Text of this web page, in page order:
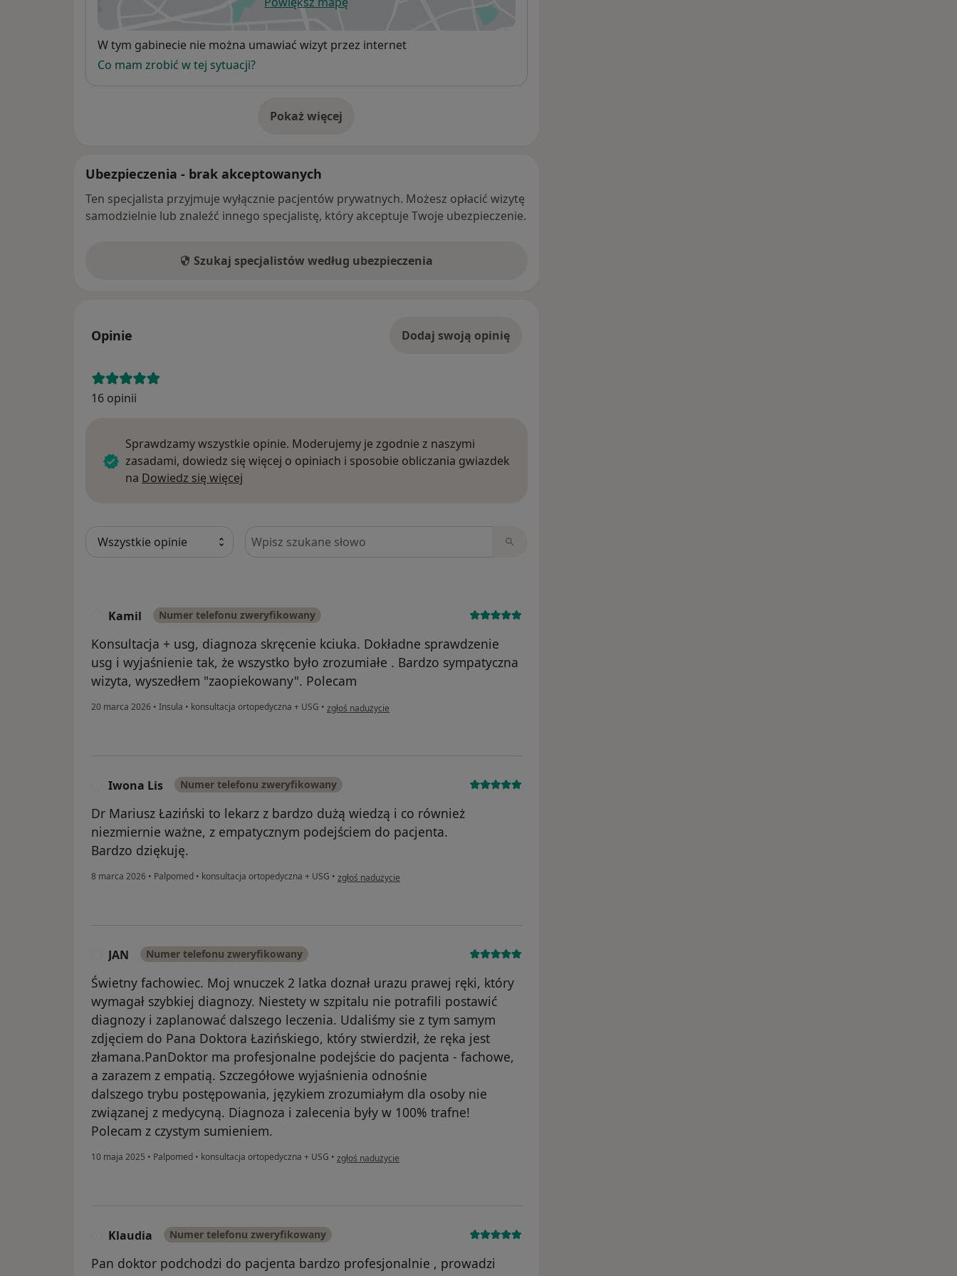
otwiera się w nowej karcie
Dostępność
W tym gabinecie nie można umawiać wizyt przez internet
Co mam zrobić w tej sytuacji?
Pokaż więcej
o adresie
Ubezpieczenia - brak akceptowanych
Ten specjalista przyjmuje wyłącznie pacjentów prywatnych. Możesz opłacić wizytę
samodzielnie lub znaleźć innego specjalistę, który akceptuje Twoje ubezpieczenie.
Szukaj specjalistów według ubezpieczenia
Opinie Dodaj swoją opinię
16 opinii
Sprawdzamy wszystkie opinie. Moderujemy je zgodnie z naszymi
zasadami, dowiedz się więcej o opiniach i sposobie obliczania gwiazdek
na Dowiedz się więcej
Szukaj w opiniach
Kamil Numer telefonu zweryfikowany
Konsultacja + usg, diagnoza skręcenie kciuka. Dokładne sprawdzenie
usg i wyjaśnienie tak, że wszystko było zrozumiałe . Bardzo sympatyczna
wizyta, wyszedłem "zaopiekowany". Polecam
20 marca 2026 • Insula • konsultacja ortopedyczna + USG • w opinii użytkownika Kamil
zgłoś nadużycie
Iwona Lis Numer telefonu zweryfikowany
Dr Mariusz Łaziński to lekarz z bardzo dużą wiedzą i co również
niezmiernie ważne, z empatycznym podejściem do pacjenta.
Bardzo dziękuję.
8 marca 2026 • Palpomed • konsultacja ortopedyczna + USG • w opinii użytkownika Iwona Lis
zgłoś nadużycie
JAN Numer telefonu zweryfikowany
Świetny fachowiec. Moj wnuczek 2 latka doznał urazu prawej ręki, który
wymagał szybkiej diagnozy. Niestety w szpitalu nie potrafili postawić
diagnozy i zaplanować dalszego leczenia. Udaliśmy sie z tym samym
zdjęciem do Pana Doktora Łazińskiego, który stwierdził, że ręka jest
złamana.PanDoktor ma profesjonalne podejście do pacjenta - fachowe,
a zarazem z empatią. Szczegółowe wyjaśnienia odnośnie
dalszego trybu postępowania, językiem zrozumiałym dla osoby nie
związanej z medycyną. Diagnoza i zalecenia były w 100% trafne!
Polecam z czystym sumieniem.
10 maja 2025 • Palpomed • konsultacja ortopedyczna + USG • w opinii użytkownika JAN
zgłoś nadużycie
Klaudia Numer telefonu zweryfikowany
Pan doktor podchodzi do pacjenta bardzo profesjonalnie , prowadzi